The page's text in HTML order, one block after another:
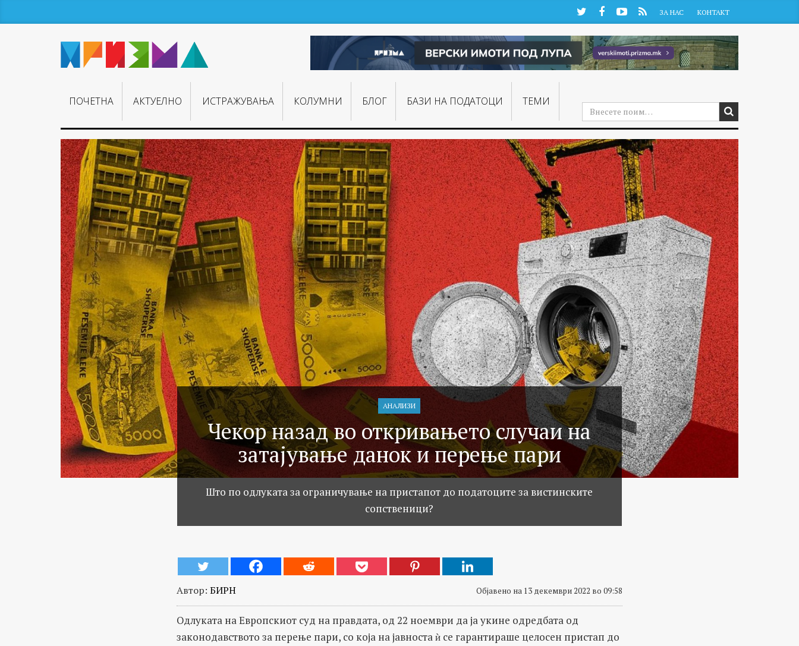
TwitterFacebookYouTube
RSS ЗА НАС КОНТАКТ
ПОЧЕТНА АКТУЕЛНО ИСТРАЖУВАЊA КОЛУМНИ БЛОГ БАЗИ НА ПОДАТОЦИ ТЕМИ
АНАЛИЗИ
Чекор назад во откривањето случаи на
затајување данок и перење пари
Што по одлуката за ограничување на пристапот до податоците за вистинските
сопственици?
Автор: БИРН Објавено на 13 декември 2022 во 09:58
Одлуката на Европскиот суд на правдата, од 22 ноември да ја укине одредбата од
законодавството за перење пари, со која на јавноста ѝ се гарантираше целосен пристап до